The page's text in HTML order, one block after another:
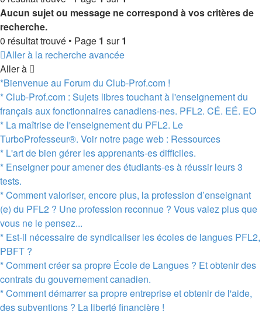
Aucun sujet ou message ne correspond à vos critères de
recherche.
0 résultat trouvé • Page 1 sur1
Aller à la recherche avancée
Aller à
*Bienvenue au Forum du Club-Prof.com !
* Club-Prof.com : Sujets libres touchant à l'enseignement du
français aux fonctionnaires canadiens-nes. PFL2. CÉ. EÉ. EO
* La maîtrise de l'enseignement du PFL2. Le
TurboProfesseur®. Voir notre page web : Ressources
* L'art de bien gérer les apprenants-es difficiles.
* Enseigner pour amener des étudiants-es à réussir leurs 3
tests.
* Comment valoriser, encore plus, la profession d’enseignant
(e) du PFL2 ? Une profession reconnue ? Vous valez plus que
vous ne le pensez...
* Est-il nécessaire de syndicaliser les écoles de langues PFL2,
PBFT ?
* Comment créer sa propre École de Langues ? Et obtenir des
contrats du gouvernement canadien.
* Comment démarrer sa propre entreprise et obtenir de l'aide,
des subventions ? La liberté financière !